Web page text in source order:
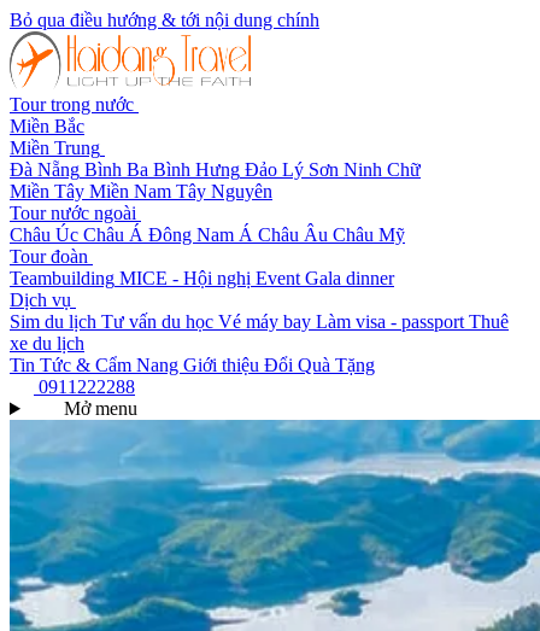
Bỏ qua điều hướng & tới nội dung chính
Tour trong nước
Miền Bắc
Miền Trung
Đà Nẵng Bình Ba Bình Hưng Đảo Lý Sơn Ninh Chữ
Miền Tây Miền Nam Tây Nguyên
Tour nước ngoài
Châu Úc Châu Á Đông Nam Á Châu Âu Châu Mỹ
Tour đoàn
Teambuilding MICE - Hội nghị Event Gala dinner
Dịch vụ
Sim du lịch Tư vấn du học Vé máy bay Làm visa - passport Thuê
xe du lịch
Tin Tức & Cẩm Nang Giới thiệu Đổi Quà Tặng
0911222288
Mở menu